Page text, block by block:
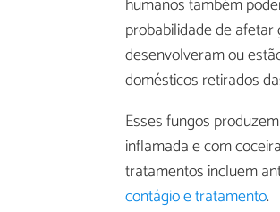
humanos também
probabilidade de
desenvolveram ou
domésticos retirados
Esses fungos
inflamada e com
tratamentos incluem
contágio e tratamento.